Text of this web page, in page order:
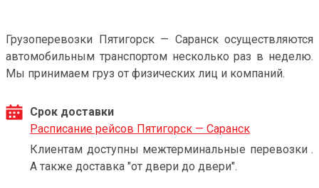
Грузоперевозки Пятигорск — Саранск осуществляются
автомобильным транспортом несколько раз в неделю.
Мы принимаем груз от физических лиц и компаний.
Срок доставки
Расписание рейсов Пятигорск — Саранск
Клиентам доступны межтерминальные перевозки .
А также доставка "от двери до двери".